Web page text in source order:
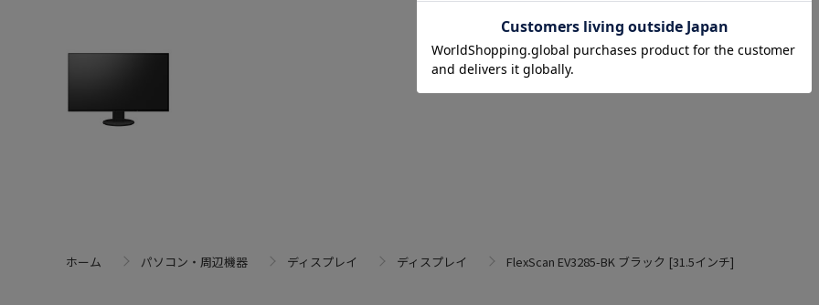
ホーム パソコン・周辺機器 ディスプレイ ディスプレイ FlexScan EV3285-BK ブラック [31.5インチ]